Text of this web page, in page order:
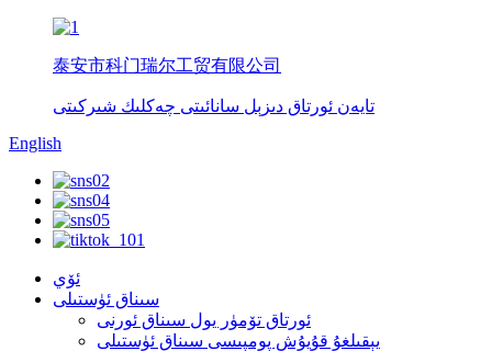
泰安市科门瑞尔工贸有限公司
تايەن ئورتاق دىزېل سانائىتى چەكلىك شىركىتى
English
ئۆي
سىناق ئۈستىلى
ئورتاق تۆمۈر يول سىناق ئورنى
يېقىلغۇ قۇيۇش پومپىسى سىناق ئۈستىلى